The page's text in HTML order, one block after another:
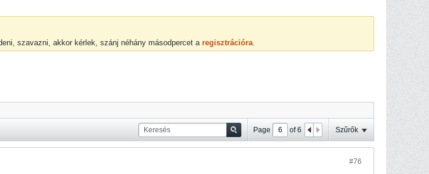
szavazni, akkor kérlek, szánj néhány másodpercet a regisztrációra.
Page of6 Szűrők
#76